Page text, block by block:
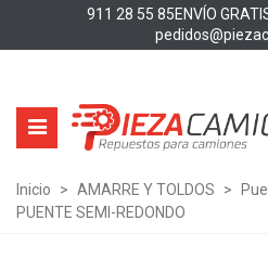
911 28 55 85ENVÍO
Inicio > AMARRE Y TOLDOS >
PUENTE SEMI-REDONDO